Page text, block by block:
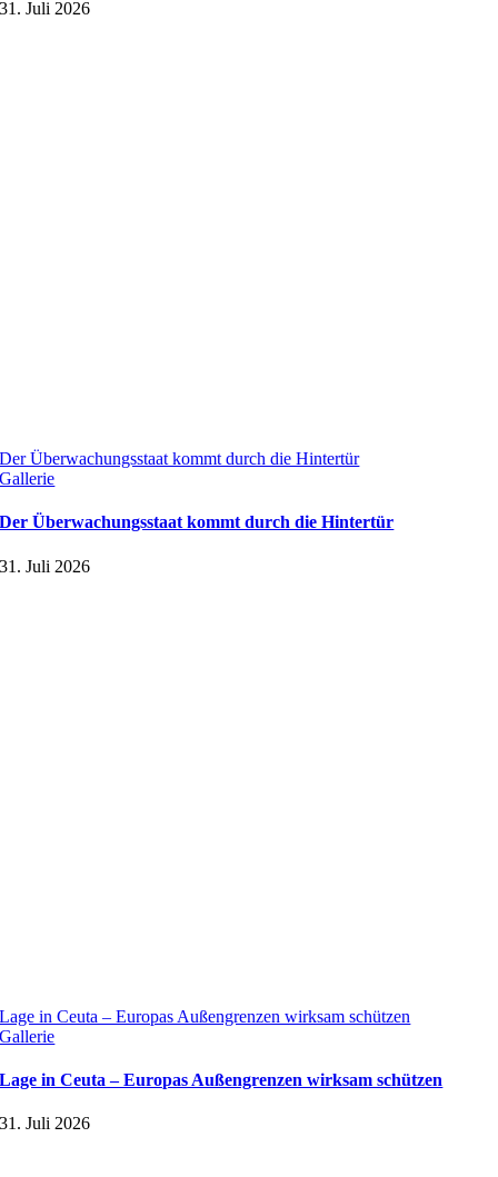
31. Juli 2026
Der Überwachungsstaat kommt durch die Hintertür
Gallerie
Der Überwachungsstaat kommt durch die Hintertür
31. Juli 2026
Lage in Ceuta – Europas Außengrenzen wirksam schützen
Gallerie
Lage in Ceuta – Europas Außengrenzen wirksam schützen
31. Juli 2026